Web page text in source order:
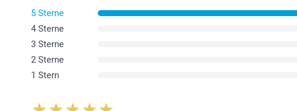
5 Sterne
4 Sterne
3 Sterne
2 Sterne
1 Stern